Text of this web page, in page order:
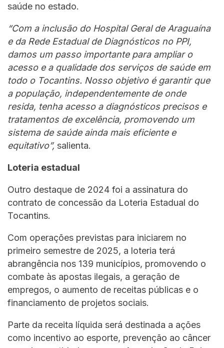
saúde no estado.
“Com a inclusão do Hospital Geral de Araguaína
e da Rede Estadual de Diagnósticos no PPI,
damos um passo importante para ampliar o
acesso e a qualidade dos serviços de saúde em
todo o Tocantins. Nosso objetivo é garantir que
a população, independentemente de onde
resida, tenha acesso a diagnósticos precisos e
tratamentos de excelência, promovendo um
sistema de saúde ainda mais eficiente e
equitativo”, salienta.
Loteria estadual
Outro destaque de 2024 foi a assinatura do
contrato de concessão da Loteria Estadual do
Tocantins.
Com operações previstas para iniciarem no
primeiro semestre de 2025, a loteria terá
abrangência nos 139 municípios, promovendo o
combate às apostas ilegais, a geração de
empregos, o aumento de receitas públicas e o
financiamento de projetos sociais.
Parte da receita líquida será destinada a ações
como incentivo ao esporte, prevenção ao câncer